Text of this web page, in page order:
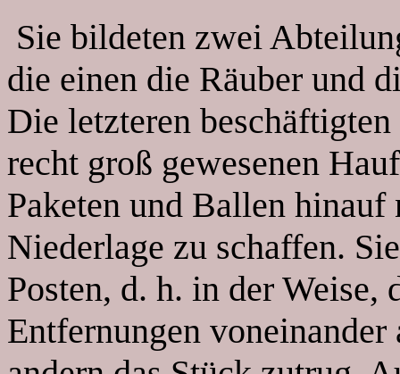
Sie bildeten zwei
die einen die Räuber und
Die letzteren
recht groß gewesenen
Paketen und Ballen hinauf
Niederlage zu schaffen.
Posten, d. h. in der Weise,
Entfernungen